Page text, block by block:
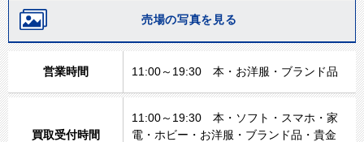
売場の写真を見る
営業時間 11:00～19:30 本・お洋服・ブランド品
買取受付時間
11:00～19:30 本・ソフト・スマホ・家
電・ホビー・お洋服・ブランド品・貴金